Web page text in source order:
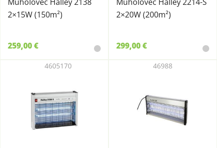
2×15W (150m²)
259,00 €
2×20W (200m²)
299,00 €
4605170 46988